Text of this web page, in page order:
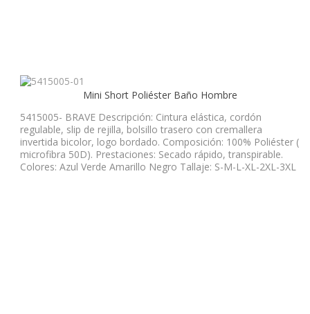
Mini Short Poliéster Baño Hombre
5415005- BRAVE Descripción: Cintura elástica, cordón
regulable, slip de rejilla, bolsillo trasero con cremallera
invertida bicolor, logo bordado. Composición: 100% Poliéster (
microfibra 50D). Prestaciones: Secado rápido, transpirable.
Colores: Azul Verde Amarillo Negro Tallaje: S-M-L-XL-2XL-3XL